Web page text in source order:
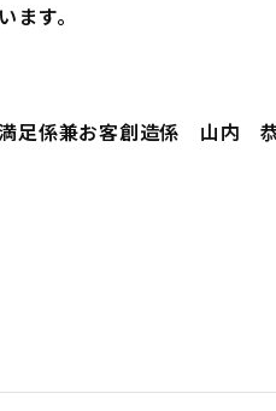
す。
足係兼お客創造係 山内